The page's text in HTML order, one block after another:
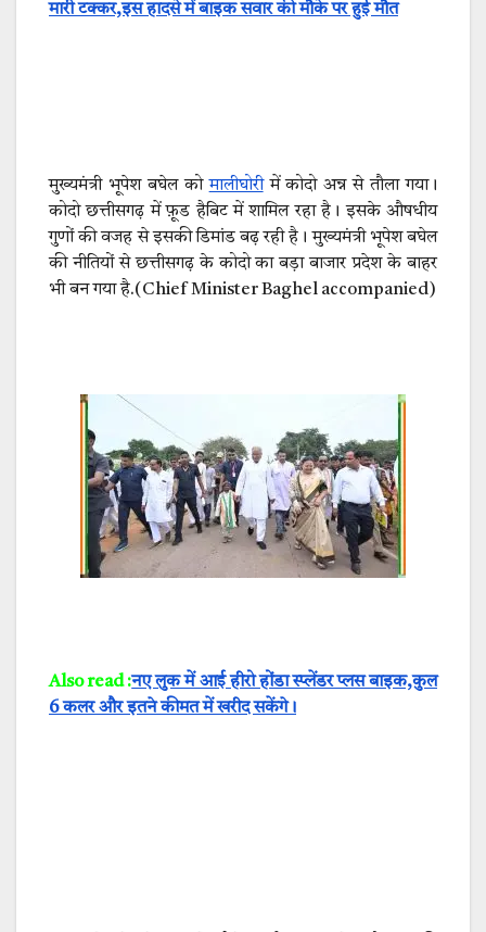
मारी टक्कर,इस हादसे में बाइक सवार की मौके पर हुई मौत
मुख्यमंत्री भूपेश बघेल कोमालीघोरीमें कोदो अन्न से तौला गया।
कोदो छत्तीसगढ़ में फ़ूड हैबिट में शामिल रहा है। इसके औषधीय
गुणों की वजह से इसकी डिमांड बढ़ रही है। मुख्यमंत्री भूपेश बघेल
की नीतियों से छत्तीसगढ़ के कोदो का बड़ा बाजार प्रदेश के बाहर
भी बन गया है.(Chief Minister Baghel accompanied)
Also read :नए लुक में आई हीरो होंडा स्प्लेंडर प्लस बाइक,कुल
6 कलर और इतने कीमत में खरीद सकेंगे।